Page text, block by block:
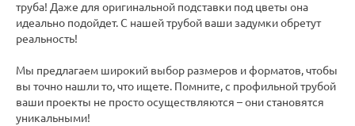
труба! Даже для оригинальной подставки под цветы она
идеально подойдет. С нашей трубой ваши задумки обретут
реальность!
Мы предлагаем широкий выбор размеров и форматов, чтобы
вы точно нашли то, что ищете. Помните, с профильной трубой
ваши проекты не просто осуществляются – они становятся
уникальными!